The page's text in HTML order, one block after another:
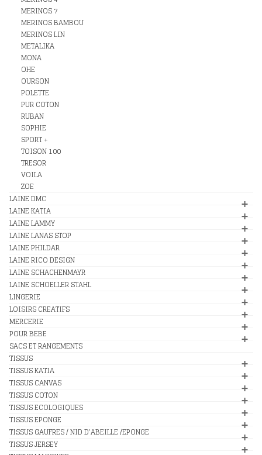
MERINOS 7
MERINOS BAMBOU
MERINOS LIN
METALIKA
MONA
OHE
OURSON
POLETTE
PUR COTON
RUBAN
SOPHIE
SPORT +
TOISON 100
TRESOR
VOILA
ZOE
LAINE DMC
LAINE KATIA
LAINE LAMMY
LAINE LANAS STOP
LAINE PHILDAR
LAINE RICO DESIGN
LAINE SCHACHENMAYR
LAINE SCHOELLER STAHL
LINGERIE
LOISIRS CREATIFS
MERCERIE
POUR BEBE
SACS ET RANGEMENTS
TISSUS
TISSUS KATIA
TISSUS CANVAS
TISSUS COTON
TISSUS ECOLOGIQUES
TISSUS EPONGE
TISSUS GAUFRES / NID D'ABEILLE /EPONGE
TISSUS JERSEY